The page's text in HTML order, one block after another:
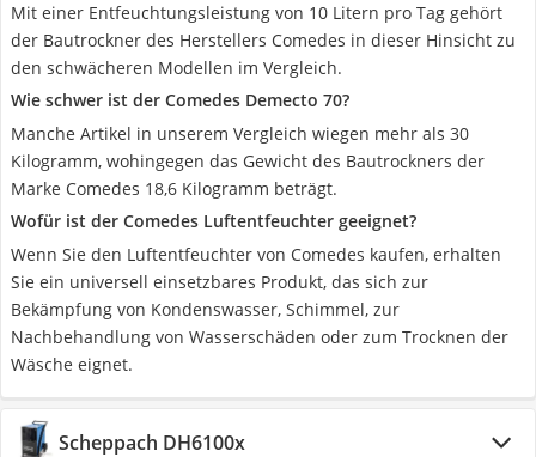
Mit einer Entfeuchtungsleistung von 10 Litern pro Tag gehört
der Bautrockner des Herstellers Comedes in dieser Hinsicht zu
den schwächeren Modellen im Vergleich.
Wie schwer ist der Comedes Demecto 70?
Manche Artikel in unserem Vergleich wiegen mehr als 30
Kilogramm, wohingegen das Gewicht des Bautrockners der
Marke Comedes 18,6 Kilogramm beträgt.
Wofür ist der Comedes Luftentfeuchter geeignet?
Wenn Sie den Luftentfeuchter von Comedes kaufen, erhalten
Sie ein universell einsetzbares Produkt, das sich zur
Bekämpfung von Kondenswasser, Schimmel, zur
Nachbehandlung von Wasserschäden oder zum Trocknen der
Wäsche eignet.
Scheppach DH6100x